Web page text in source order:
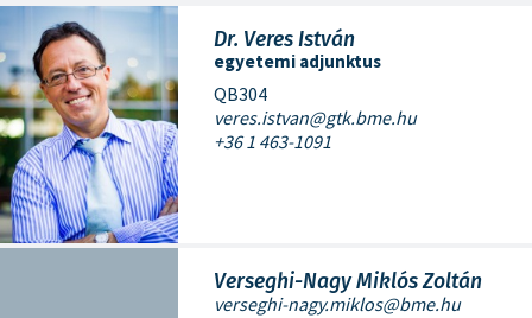
Dr. Veres István
egyetemi adjunktus
QB304
veres.istvan@gtk.bme.hu
+36 1 463-1091
Verseghi-Nagy Miklós Zoltán
verseghi-nagy.miklos@bme.hu